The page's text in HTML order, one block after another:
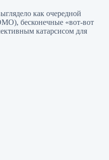
как очередной
бесконечные «вот-вот
катарсисом для